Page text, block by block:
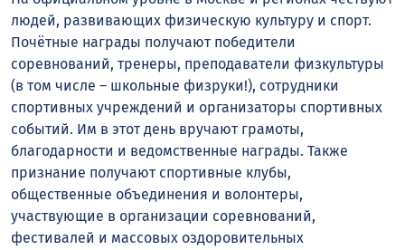
людей, развивающих физическую культуру и спорт.
Почётные награды получают победители
соревнований, тренеры, преподаватели физкультуры
(в том числе – школьные физруки!), сотрудники
спортивных учреждений и организаторы спортивных
событий. Им в этот день вручают грамоты,
благодарности и ведомственные награды. Также
признание получают спортивные клубы,
общественные объединения и волонтеры,
участвующие в организации соревнований,
фестивалей и массовых оздоровительных